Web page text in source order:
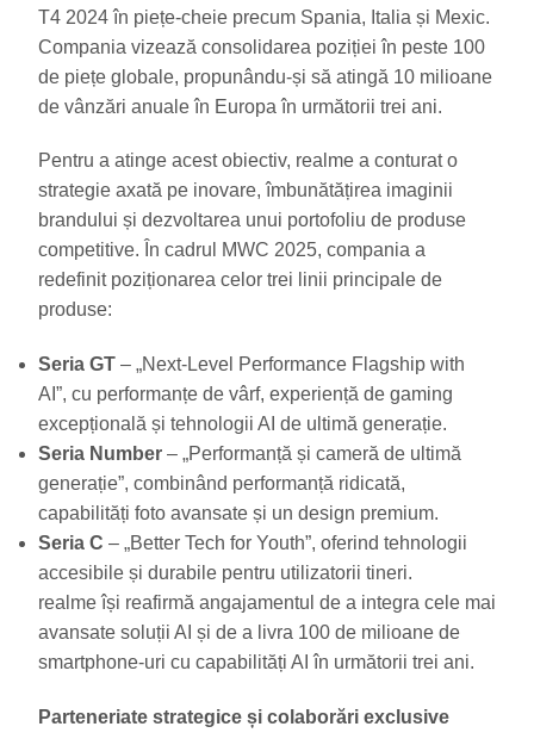
T4 2024 în piețe-cheie precum Spania, Italia și Mexic.
Compania vizează consolidarea poziției în peste 100
de piețe globale, propunându-și să atingă 10 milioane
de vânzări anuale în Europa în următorii trei ani.
Pentru a atinge acest obiectiv, realme a conturat o
strategie axată pe inovare, îmbunătățirea imaginii
brandului și dezvoltarea unui portofoliu de produse
competitive. În cadrul MWC 2025, compania a
redefinit poziționarea celor trei linii principale de
produse:
Seria GT – „Next-Level Performance Flagship with
AI”, cu performanțe de vârf, experiență de gaming
excepțională și tehnologii AI de ultimă generație.
Seria Number – „Performanță și cameră de ultimă
generație”, combinând performanță ridicată,
capabilități foto avansate și un design premium.
Seria C – „Better Tech for Youth”, oferind tehnologii
accesibile și durabile pentru utilizatorii tineri.
realme își reafirmă angajamentul de a integra cele mai
avansate soluții AI și de a livra 100 de milioane de
smartphone-uri cu capabilități AI în următorii trei ani.
Parteneriate strategice și colaborări exclusive